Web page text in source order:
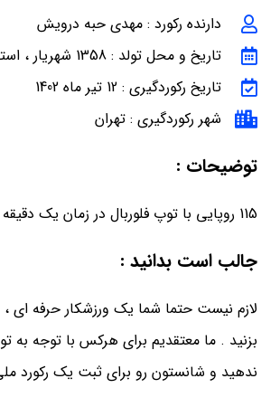
دارنده رکورد : مهدی حبه درویش
تاریخ و محل تولد : 1358 شهریار ، استان تهران
تاریخ رکوردگیری : 12 تیر ماه 1402
شهر رکوردگیری : تهران
توضیحات :
115 روپایی با توپ فلوربال در زمان یک دقیقه و2960 روپایی در زمان 30 دقیقه
جالب است بدانید :
لازم نیست حتما شما یک ورزشکار حرفه ای
بزنید . ما معتقدیم برای هرکس با توجه
ندهید و شانستون رو برای ثبت یک رکورد